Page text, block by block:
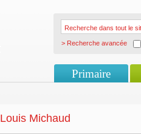
> Recherche avancée
Primaire
Louis Michaud